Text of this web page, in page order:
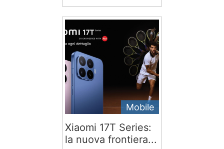
Mobile
Xiaomi 17T Series:
la nuova frontiera...